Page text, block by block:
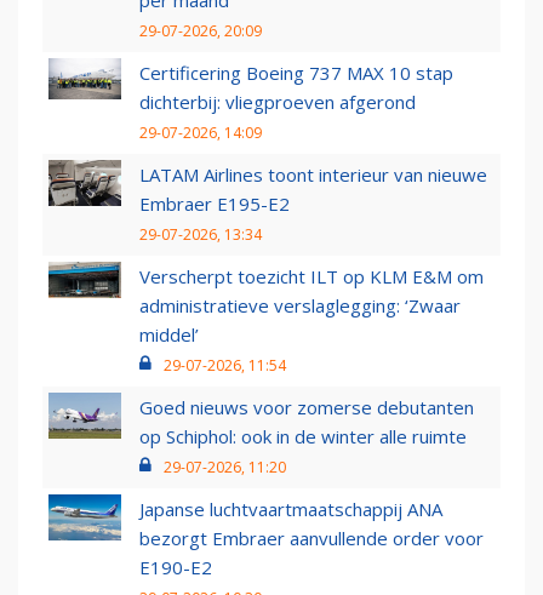
29-07-2026, 20:09
Certificering Boeing 737 MAX 10 stap
dichterbij: vliegproeven afgerond
29-07-2026, 14:09
LATAM Airlines toont interieur van nieuwe
Embraer E195-E2
29-07-2026, 13:34
Verscherpt toezicht ILT op KLM E&M om
administratieve verslaglegging: ‘Zwaar
middel’
29-07-2026, 11:54
Goed nieuws voor zomerse debutanten
op Schiphol: ook in de winter alle ruimte
29-07-2026, 11:20
Japanse luchtvaartmaatschappij ANA
bezorgt Embraer aanvullende order voor
E190-E2